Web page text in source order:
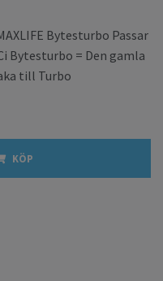
Bytesturbo Passar
Bytesturbo = Den gamla
till Turbo
KÖP